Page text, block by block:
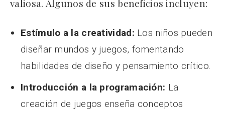
valiosa. Algunos de sus beneficios incluyen:
Estímulo a la creatividad: Los niños pueden
diseñar mundos y juegos, fomentando
habilidades de diseño y pensamiento crítico.
Introducción a la programación: La
creación de juegos enseña conceptos